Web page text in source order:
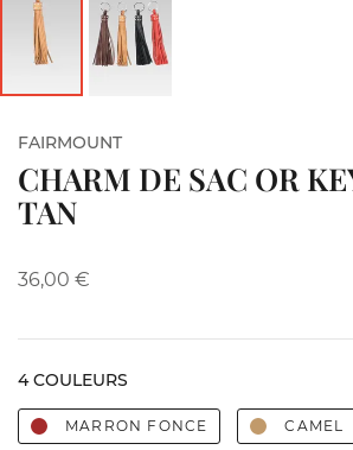
FAIRMOUNT
CHARM DE SAC OR
TAN
36,00 €
4 COULEURS
MARRON FONCE CAMEL